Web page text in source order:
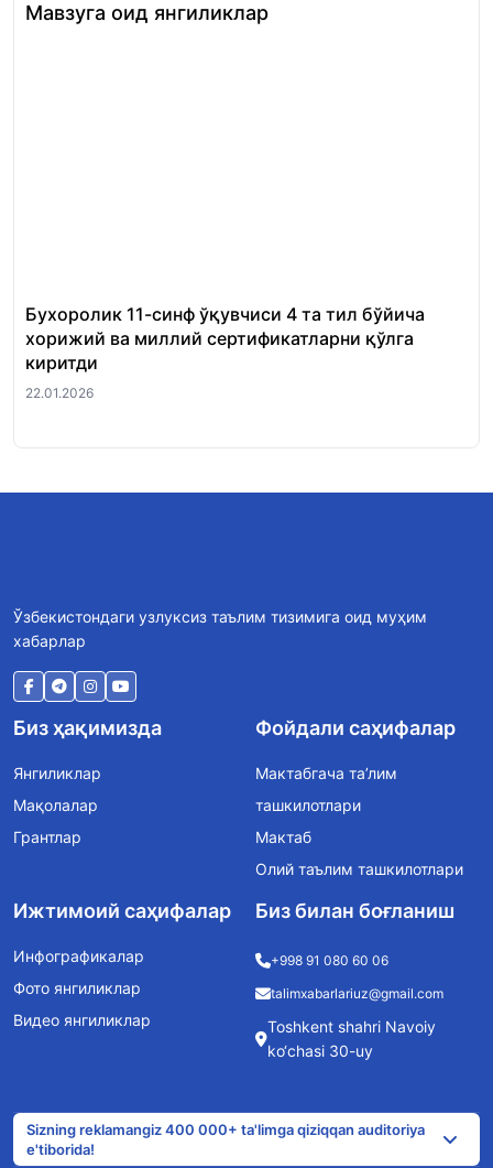
Мавзуга оид янгиликлар
Бухоролик 11-синф ўқувчиси 4 та тил бўйича
хорижий ва миллий сертификатларни қўлга
киритди
22.01.2026
Ўзбекистондаги узлуксиз таълим тизимига оид муҳим
хабарлар
Биз ҳақимизда
Янгиликлар
Мақолалар
Грантлар
Фойдали саҳифалар
Мактабгача та’лим
ташкилотлари
Мактаб
Олий таълим ташкилотлари
Ижтимоий саҳифалар
Инфографикалар
Фото янгиликлар
Видео янгиликлар
Биз билан боғланиш
+998 91 080 60 06
talimxabarlariuz@gmail.com
Toshkent shahri Navoiy
ko‘chasi 30-uy
Sizning reklamangiz 400 000+ ta'limga qiziqqan auditoriya
e'tiborida!